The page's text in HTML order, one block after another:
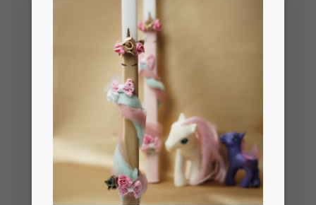
Σκουφάκι turban
20.00
Μου αρέσει